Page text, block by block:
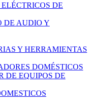
DE
DE AUDIO Y
Y HERRAMIENTAS
DOMÉSTICOS
DE EQUIPOS DE